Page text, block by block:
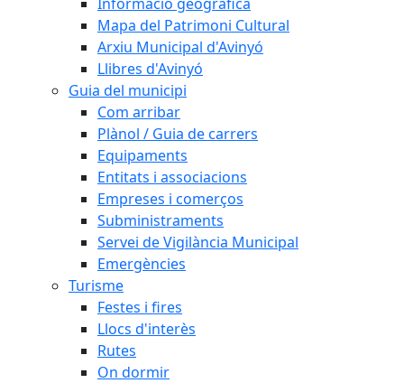
Mapa del Patrimoni Cultural
Arxiu Municipal d'Avinyó
Llibres d'Avinyó
Guia del municipi
Com arribar
Plànol / Guia de carrers
Equipaments
Entitats i associacions
Empreses i comerços
Subministraments
Servei de Vigilància Municipal
Emergències
Turisme
Festes i fires
Llocs d'interès
Rutes
On dormir